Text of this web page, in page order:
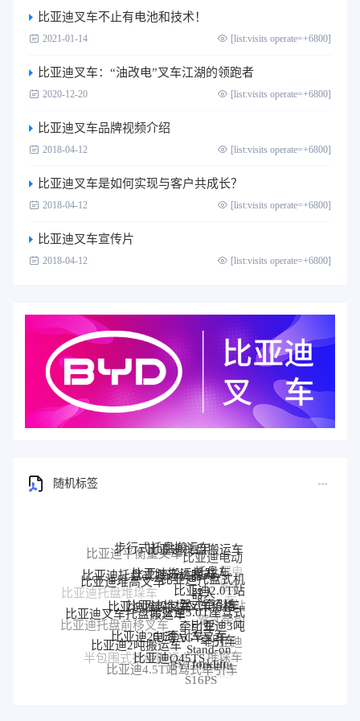
比亚迪叉车不止有电池和技术！
2021-01-14 [list:visits operate=+6800]
比亚迪叉车：“油改电”叉车江湖的领跑者
2020-12-20 [list:visits operate=+6800]
比亚迪叉车品牌视频介绍
2018-04-12 [list:visits operate=+6800]
比亚迪叉车是如何实现与客户共成长？
2018-04-12 [list:visits operate=+6800]
比亚迪叉车宣传片
2018-04-12 [list:visits operate=+6800]
随机标签
比亚迪平衡重叉车
步行式托盘搬运车
比亚迪托盘搬运车
比亚迪电动
托盘车锂电
搬运
车
比亚迪托盘堆垛车
比亚迪堆高叉车
比亚迪托盘式搬运机器人
比亚迪搬运机器人
比亚迪托盘式机
器人
比亚迪2.0T站
驾式牵引车
比亚迪站
驾式牵引
车
比亚迪前移叉车
比亚迪托盘前移叉车
比亚迪叉车托盘搬运车
比亚迪堆垛叉车
比亚迪堆垛叉车价格
比亚迪3.0T座驾式
牵引车
比亚迪3吨
牵引车
比亚迪
堆垛车
比亚迪
P30S
比亚迪站驾式托盘搬运
车
比亚迪仓储叉车
半包围式托盘搬运车
比亚迪2吨搬运车
比亚迪25T牵引车
电动AGV叉车
Stand-on
forklift
BYD forklift
S16PS
比亚迪4.5T站驾式牵引车
比亚迪Q45TS